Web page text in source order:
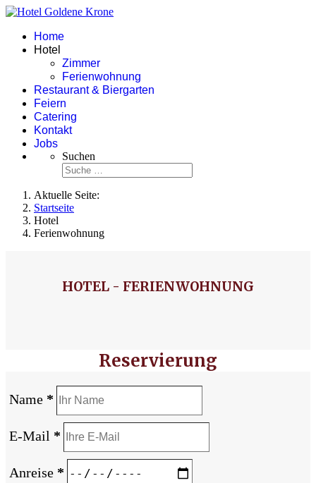
Home
Hotel
Zimmer
Ferienwohnung
Restaurant & Biergarten
Feiern
Catering
Kontakt
Jobs
Suchen
Aktuelle Seite:
Startseite
Hotel
Ferienwohnung
HOTEL - FERIENWOHNUNG
Reservierung
Name *
E-Mail *
Anreise *